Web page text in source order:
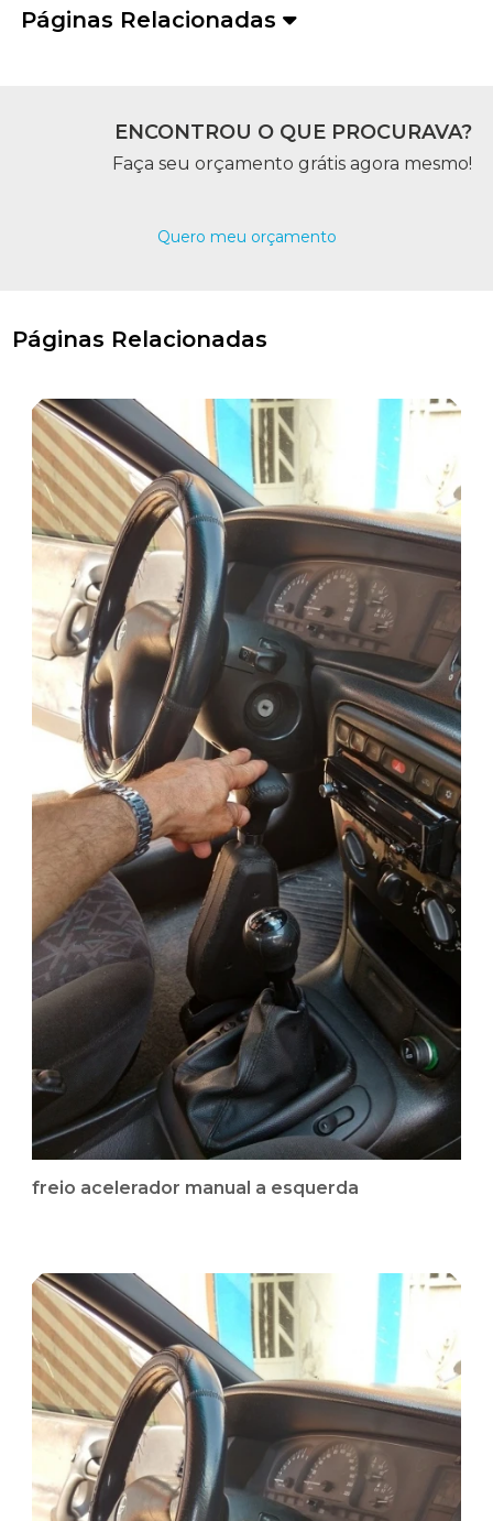
Páginas Relacionadas
ENCONTROU O QUE PROCURAVA?
Faça seu orçamento grátis agora mesmo!
Quero meu orçamento
Páginas Relacionadas
freio acelerador manual a esquerda